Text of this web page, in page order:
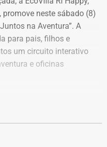
neste sábado (8)
na Aventura”. A
para pais, filhos e
um circuito interativo
e oficinas
às 18h, divididas em
13h e o segundo das